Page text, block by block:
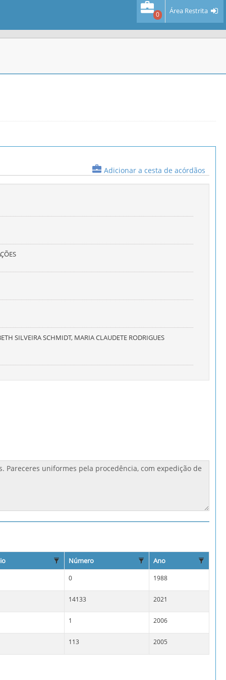
0 Área Restrita
Adicionar a cesta de acórdãos
SILVEIRA SCHMIDT, MARIA CLAUDETE RODRIGUES
Número Ano
0 1988
14133 2021
1 2006
113 2005